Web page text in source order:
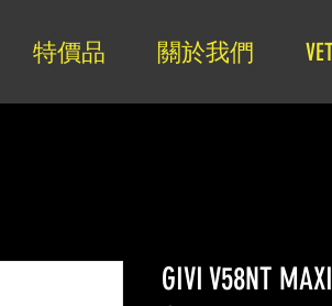
特價品 關於我們
GIVI V58NT